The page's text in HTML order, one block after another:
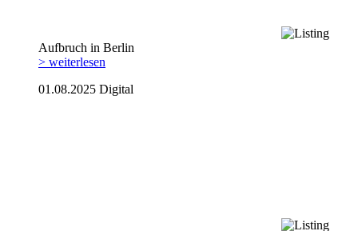
Aufbruch in Berlin
> weiterlesen
01.08.2025 Digital